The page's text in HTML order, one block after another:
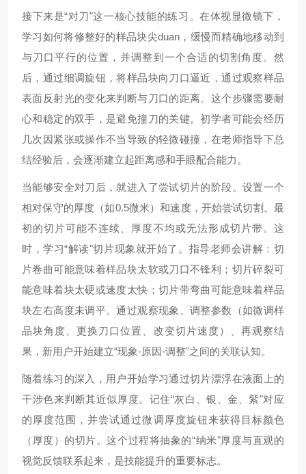
接下来是“对刀"这一核心技能的练习。在体视显微镜下，
学习如何将修整好的样品块尖duan，缓慢而精确地移动到
与刀口平行的位置，并调整到一个合适的切割角度。然
后，通过细调旋钮，将样品块向刀口逼近，通过观察样品
表面反射光的变化来判断与刀口的距离。这个步骤需要耐
心和稳定的双手，是避免撞刀的关键。初学者可能会经历
几次因紧张或操作不当导致的轻微碰撞，在老师指导下总
结经验后，会逐渐建立起距离感和手眼配合能力。
当能够安全对刀后，就进入了尝试切片的阶段。设置一个
相对保守的厚度（如0.5微米）和速度，开始尝试切割。最
初的切片可能不连续、厚度不均或无法形成切片带。这
时，学习“解读"切片现象就开始了。指导老师会讲解：切
片卷曲可能意味着样品块太软或刀口不锋利；切片碎裂可
能意味着块太硬或速度太快；切片带弯曲可能意味着样品
块左右高度未调平。通过观察现象、调整参数（如微调样
品块角度、更换刀口位置、改变切片速度）、再观察结
果，新用户开始建立“现象-原因-调整"之间的关联认知。
随着练习的深入，用户开始学习通过切片漂浮在液面上的
干涉色来判断其近似厚度。记住“灰白、银、金、紫"对应
的厚度范围，并尝试通过微调厚度旋钮来获得目标颜色
（厚度）的切片。这个过程将抽象的“纳米"厚度与直观的
视觉反馈联系起来，是技能提升的重要标志。